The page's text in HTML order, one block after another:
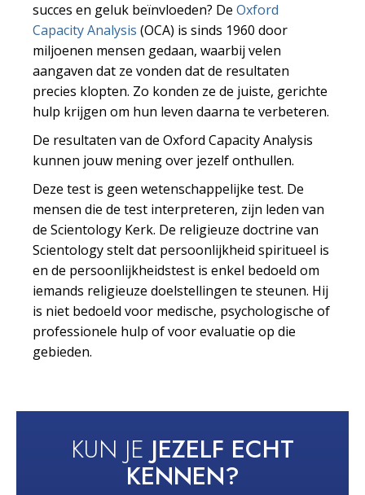
succes en geluk beïnvloeden? De Oxford
Capacity Analysis (OCA) is sinds 1960 door
miljoenen mensen gedaan, waarbij velen
aangaven dat ze vonden dat de resultaten
precies klopten. Zo konden ze de juiste, gerichte
hulp krijgen om hun leven daarna te verbeteren.
De resultaten van de Oxford Capacity Analysis
kunnen jouw mening over jezelf onthullen.
Deze test is geen wetenschappelijke test. De
mensen die de test interpreteren, zijn leden van
de Scientology Kerk. De religieuze doctrine van
Scientology stelt dat persoonlijkheid spiritueel is
en de persoonlijkheidstest is enkel bedoeld om
iemands religieuze doelstellingen te steunen. Hij
is niet bedoeld voor medische, psychologische of
professionele hulp of voor evaluatie op die
gebieden.
KUN JE JEZELF ECHT
KENNEN?